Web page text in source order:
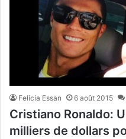
Felicia Essan 6 août 2015
Cristiano Ronaldo:
milliers de dollars